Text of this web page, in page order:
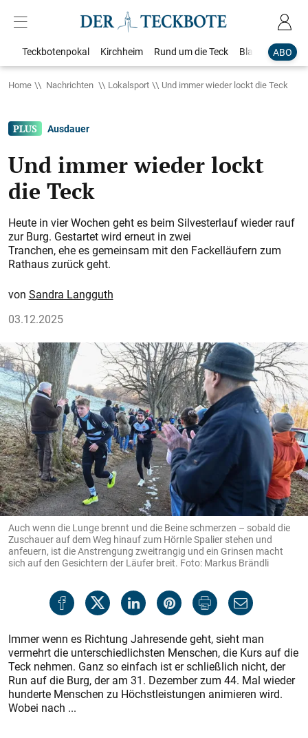
ABO
Teckbotenpokal Kirchheim Rund um die Teck Blaulicht
Home Nachrichten Lokalsport Und immer wieder lockt die Teck
Ausdauer
Und immer wieder lockt
die Teck
Heute in vier Wochen geht es beim Silvesterlauf wieder rauf
zur Burg. Gestartet wird erneut in zwei
Tranchen, ehe es gemeinsam mit den Fackelläufern zum
Rathaus zurück geht.
Sandra Langguth
03.12.2025
Auch wenn die Lunge brennt und die Beine schmerzen – sobald die
Zuschauer auf dem Weg hinauf zum Hörnle Spalier stehen und
anfeuern, ist die Anstrengung zweitrangig und ein Grinsen macht
sich auf den Gesichtern der Läufer breit. Foto: Markus Brändli
Immer wenn es Richtung Jahresende geht, sieht man
vermehrt die unterschiedlichsten Menschen, die Kurs auf die
Teck nehmen. Ganz so einfach ist er schließlich nicht, der
Run auf die Burg, der am 31. Dezember zum 44. Mal wieder
hunderte Menschen zu Höchstleistungen animieren wird.
Wobei nach ...